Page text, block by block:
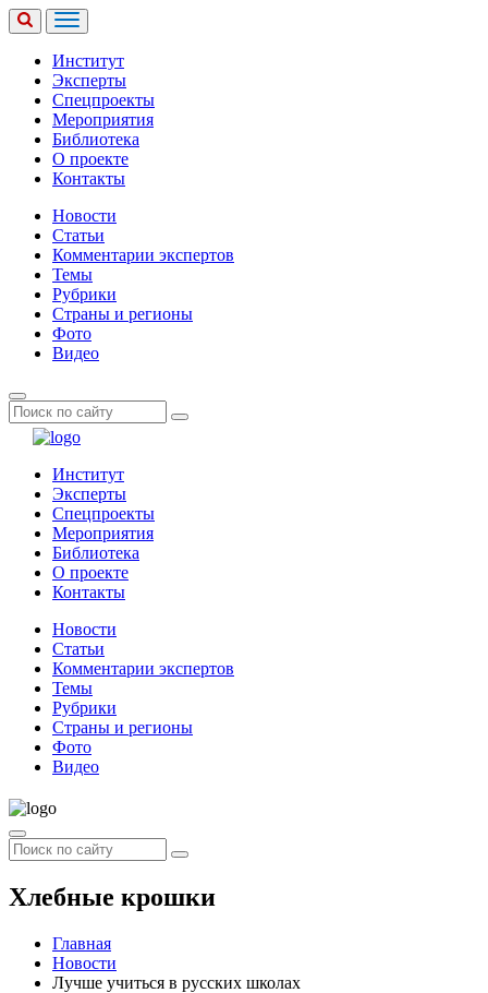
Институт
Эксперты
Спецпроекты
Мероприятия
Библиотека
О проекте
Контакты
Новости
Статьи
Комментарии экспертов
Темы
Рубрики
Страны и регионы
Фото
Видео
Институт
Эксперты
Спецпроекты
Мероприятия
Библиотека
О проекте
Контакты
Новости
Статьи
Комментарии экспертов
Темы
Рубрики
Страны и регионы
Фото
Видео
Хлебные крошки
Главная
Новости
Лучше учиться в русских школах